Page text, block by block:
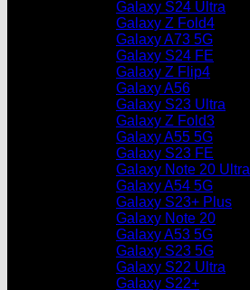
Galaxy S24 Ultra
Galaxy Z Fold4
Galaxy A73 5G
Galaxy S24 FE
Galaxy Z Flip4
Galaxy A56
Galaxy S23 Ultra
Galaxy Z Fold3
Galaxy A55 5G
Galaxy S23 FE
Galaxy Note 20 Ultra
Galaxy A54 5G
Galaxy S23+ Plus
Galaxy Note 20
Galaxy A53 5G
Galaxy S23 5G
Galaxy S22 Ultra
Galaxy S22+